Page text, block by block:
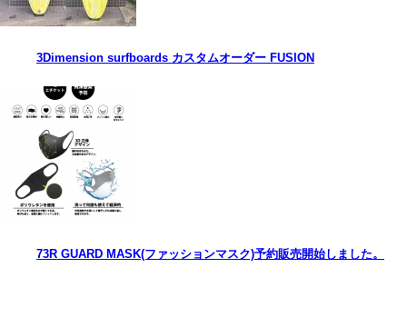
3Dimension surfboards カスタムオーダー FUSION
73R GUARD MASK(ファッションマスク)予約販売開始しました。